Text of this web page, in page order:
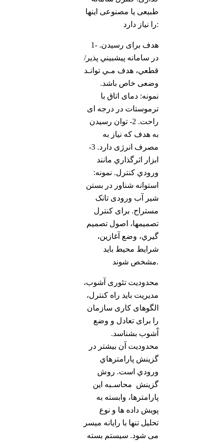
طبیعی یا مصنوعی اینها
را نیاز دارد:
1- هدف برای رسیدن.
در سامانه پيشبيني پذیر/
قطعي، هدف مـي توانـد
وضعی خاص باشد.
نمونه: دمای اتاق با
ترموستات در درجه ای
راحت. 2- توان رسيدن
به هدف که نیاز به
مصرف انرژی دارد. 3-
ابزار اثرگذاري مانند
ورودي كنترل. نمونه:
استوانه شناور در بستن
شیر آب ورودی تانک
مستراح. برای کنترل
تصميمها، اصول تصميم
گيري، وضع آغازین،
شرایط محیط باید
مشخص شوند.
محدودیت تئوری آشوب،
مدیریت باید راه کنترل،
الگوهای کاری سازمان
را برای تعادل و وضع
آَشوب بشناسد.
محدوديت آن بيشتر در
گزینش پارامترهاي
ورودي است. روش
گزینش محاسـبه اين
پارامترها، وابسته به
پویش داده ها و نوع
تحليل تنها با رایانه میسر
می شود. سیستم بسته